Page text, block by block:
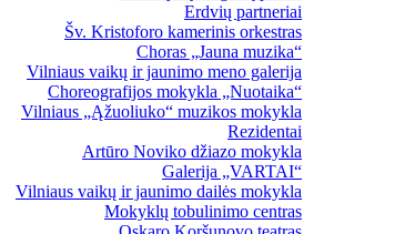
Erdvių partneriai
Šv. Kristoforo kamerinis orkestras
Choras „Jauna muzika“
Vilniaus vaikų ir jaunimo meno galerija
Choreografijos mokykla „Nuotaika“
Vilniaus „Ąžuoliuko“ muzikos mokykla
Rezidentai
Artūro Noviko džiazo mokykla
Galerija „VARTAI“
Vilniaus vaikų ir jaunimo dailės mokykla
Mokyklų tobulinimo centras